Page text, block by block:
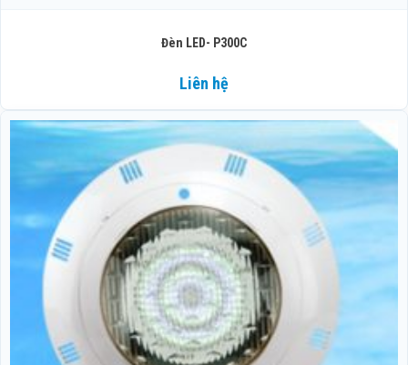
Đèn LED- P300C
Liên hệ